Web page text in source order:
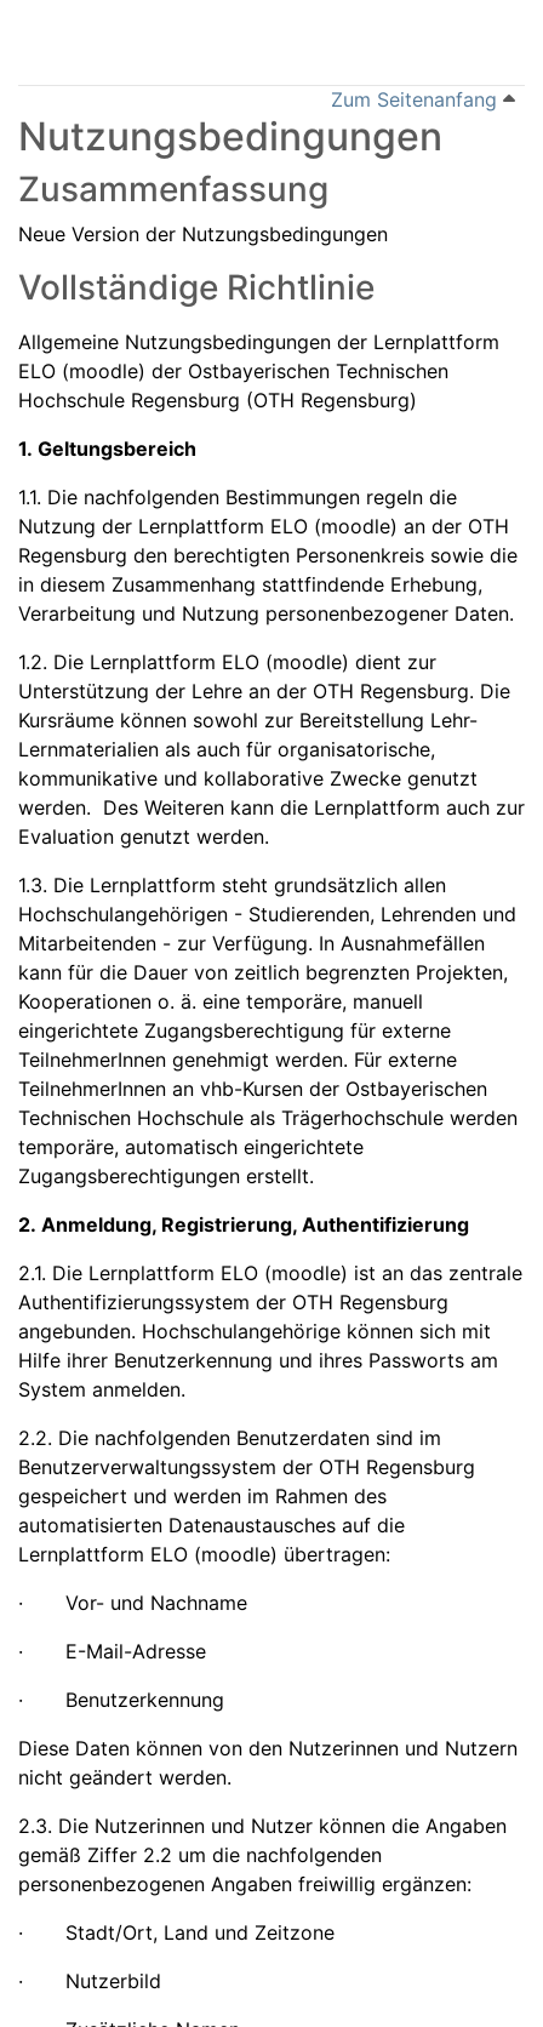
Zum Seitenanfang
Nutzungsbedingungen
Zusammenfassung
Neue Version der Nutzungsbedingungen
Vollständige Richtlinie
Allgemeine Nutzungsbedingungen der Lernplattform
ELO (moodle) der Ostbayerischen Technischen
Hochschule Regensburg (OTH Regensburg)
1. Geltungsbereich
1.1. Die nachfolgenden Bestimmungen regeln die
Nutzung der Lernplattform ELO (moodle) an der OTH
Regensburg den berechtigten Personenkreis sowie die
in diesem Zusammenhang stattfindende Erhebung,
Verarbeitung und Nutzung personenbezogener Daten.
1.2. Die Lernplattform ELO (moodle) dient zur
Unterstützung der Lehre an der OTH Regensburg. Die
Kursräume können sowohl zur Bereitstellung Lehr-
Lernmaterialien als auch für organisatorische,
kommunikative und kollaborative Zwecke genutzt
werden. Des Weiteren kann die Lernplattform auch zur
Evaluation genutzt werden.
1.3. Die Lernplattform steht grundsätzlich allen
Hochschulangehörigen - Studierenden, Lehrenden und
Mitarbeitenden - zur Verfügung. In Ausnahmefällen
kann für die Dauer von zeitlich begrenzten Projekten,
Kooperationen o. ä. eine temporäre, manuell
eingerichtete Zugangsberechtigung für externe
TeilnehmerInnen genehmigt werden. Für externe
TeilnehmerInnen an vhb-Kursen der Ostbayerischen
Technischen Hochschule als Trägerhochschule werden
temporäre, automatisch eingerichtete
Zugangsberechtigungen erstellt.
2. Anmeldung, Registrierung, Authentifizierung
2.1. Die Lernplattform ELO (moodle) ist an das zentrale
Authentifizierungssystem der OTH Regensburg
angebunden. Hochschulangehörige können sich mit
Hilfe ihrer Benutzerkennung und ihres Passworts am
System anmelden.
2.2. Die nachfolgenden Benutzerdaten sind im
Benutzerverwaltungssystem der OTH Regensburg
gespeichert und werden im Rahmen des
automatisierten Datenaustausches auf die
Lernplattform ELO (moodle) übertragen:
· Vor- und Nachname
· E-Mail-Adresse
· Benutzerkennung
Diese Daten können von den Nutzerinnen und Nutzern
nicht geändert werden.
2.3. Die Nutzerinnen und Nutzer können die Angaben
gemäß Ziffer 2.2 um die nachfolgenden
personenbezogenen Angaben freiwillig ergänzen:
· Stadt/Ort, Land und Zeitzone
· Nutzerbild